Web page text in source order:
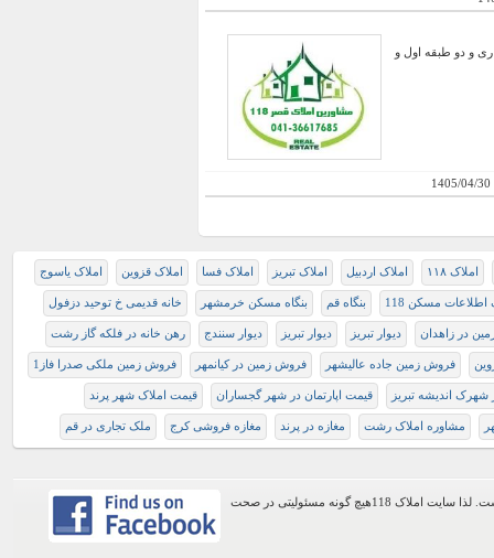
تجاری و دو طبقه اول و
1405/04/30
املاک ۱۱۸ املاک اردبیل املاک تبریز املاک فسا املاک قزوین املاک یاسوج
اطلاعات مسکن 118 بنگاه قم بنگاه مسکن خرمشهر خانه قدیمی خ توحید دزفول
در زاهدان دیوار تبريز دیوار تبریز دیوار سنندج رهن خانه در فلکه گاز رشت
فروش زمین جاده عالیشهر فروش زمین در کیانمهر فروش زمین ملکی صدرا فاز1
شهرک اندیشه تبریز قیمت اپارتمان در شهر گجساران قیمت املاک شهر پرند
مشاوره املاک رشت مغازه در پرند مغازه فروشی کرج ملک تجاری در قم
اطلاعات موجود در این وب سایت از طریق کاربران عمومی سایت ثبت شده است. لذا سایت املاک 118هیچ گونه مسئولیتی در صحت